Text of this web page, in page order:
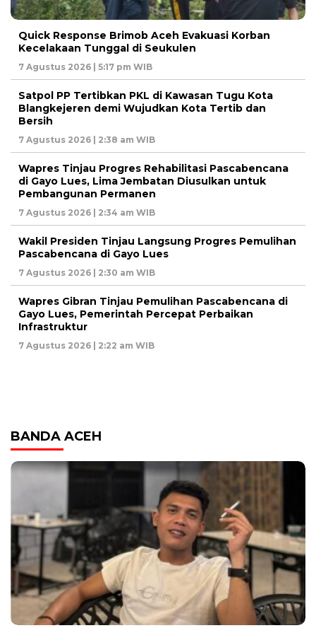
Quick Response Brimob Aceh Evakuasi Korban
Kecelakaan Tunggal di Seukulen
7 Agustus 2026 | 5:17 pm WIB
Satpol PP Tertibkan PKL di Kawasan Tugu Kota
Blangkejeren demi Wujudkan Kota Tertib dan
Bersih
7 Agustus 2026 | 2:38 am WIB
Wapres Tinjau Progres Rehabilitasi Pascabencana
di Gayo Lues, Lima Jembatan Diusulkan untuk
Pembangunan Permanen
7 Agustus 2026 | 2:34 am WIB
Wakil Presiden Tinjau Langsung Progres Pemulihan
Pascabencana di Gayo Lues
7 Agustus 2026 | 2:30 am WIB
Wapres Gibran Tinjau Pemulihan Pascabencana di
Gayo Lues, Pemerintah Percepat Perbaikan
Infrastruktur
7 Agustus 2026 | 2:22 am WIB
BANDA ACEH